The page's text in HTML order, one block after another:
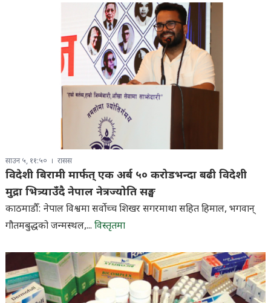
साउन ५, ११:५० रासस
विदेशी बिरामी मार्फत् एक अर्ब ५० करोडभन्दा बढी विदेशी
मुद्रा भित्र्याउँदै नेपाल नेत्रज्योति सङ्घ
काठमाडौँ: नेपाल विश्वमा सर्वाेच्च शिखर सगरमाथा सहित हिमाल, भगवान्
गौतमबुद्धको जन्मस्थल,... विस्तृतमा